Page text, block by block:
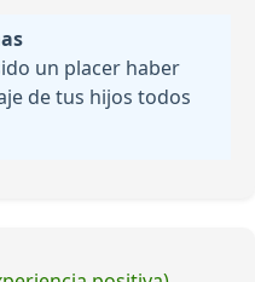
un placer haber
de tus hijos todos